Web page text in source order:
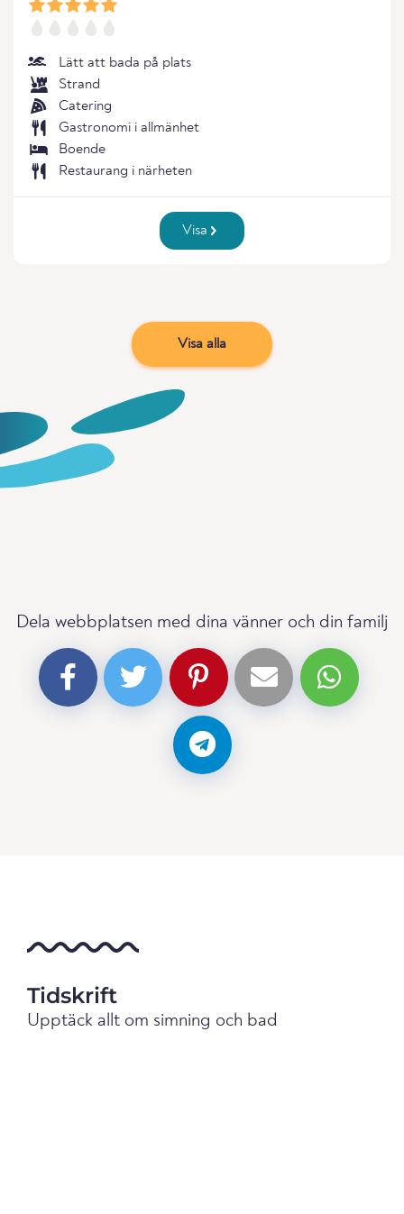
Lätt att bada på plats
Strand
Catering
Gastronomi i allmänhet
Boende
Restaurang i närheten
Visa
Visa alla
Dela webbplatsen med dina vänner och din familj
Tidskrift
Upptäck allt om simning och bad